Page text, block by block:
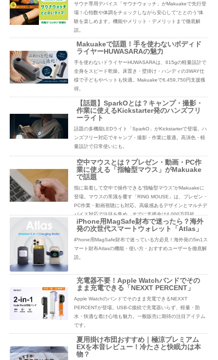
サウナ専用デバイス「サウナウォッチ」がMakuakeで先行登
場！心拍数や体調をチェックしながら安心して“ととのう”体
験を楽しめます。機能やメリット・デメリットまで徹底解
説。
Makuakeで話題！手を使わないボディド
ライヤーHUWASARAの魅力
手を使わないドライヤーHUWASARAは、615gの軽量設計で
全身をスピード乾燥。床置き・壁掛け・ハンディの3WAY仕
様で子どもやペットも快適。Makuakeで6,459,750円支援獲
得。
【話題】SparkOとは？キャンプ・撮影・
作業に使えるKickstarter発のハンズフリ
ーライト
話題の多機能LEDライト「SparkO」がKickstarterで登場。ハ
ンズフリー対応でキャンプ・撮影・作業に最適。高演色・軽
量設計で日常使いにも。
空中マウスとは？プレゼン・動画・PC作
業に使える「指輪型マウス」がMakuake
で話題
指に装着して空中で操作できる“指輪型マウス”がMakuakeに
登場。マウスの常識を覆す「RING MOUSE」は、プレゼン・
PC作業・動画視聴にも対応。高級感あるデザインとマルチデ
バイス対応で注目を集め、すでに支援金は4,000万円超。
iPhone用MagSafe財布で迷ったら？海外
発の次世代スマートウォレット「Atlas」
iPhone用MagSafe財布で迷っている方必見！海外発の5in1ス
マート財布Atlasの機能・使い方・おすすめユーザーを徹底解
説。
充電器不要！Apple Watchバンドでその
まま充電できる「NEXXT PERCENT」
Apple Watchのバンドでそのまま充電できるNEXXT
PERCENTが登場。USB-C接続で充電器いらず、軽量・防
水・快適な着け心地も魅力。一般販売に期待の注目アイテム
です。
夏用掛け布団おすすめ｜極涼プレミアム
EXを本音レビュー！冷たさと快眠力は本
物？